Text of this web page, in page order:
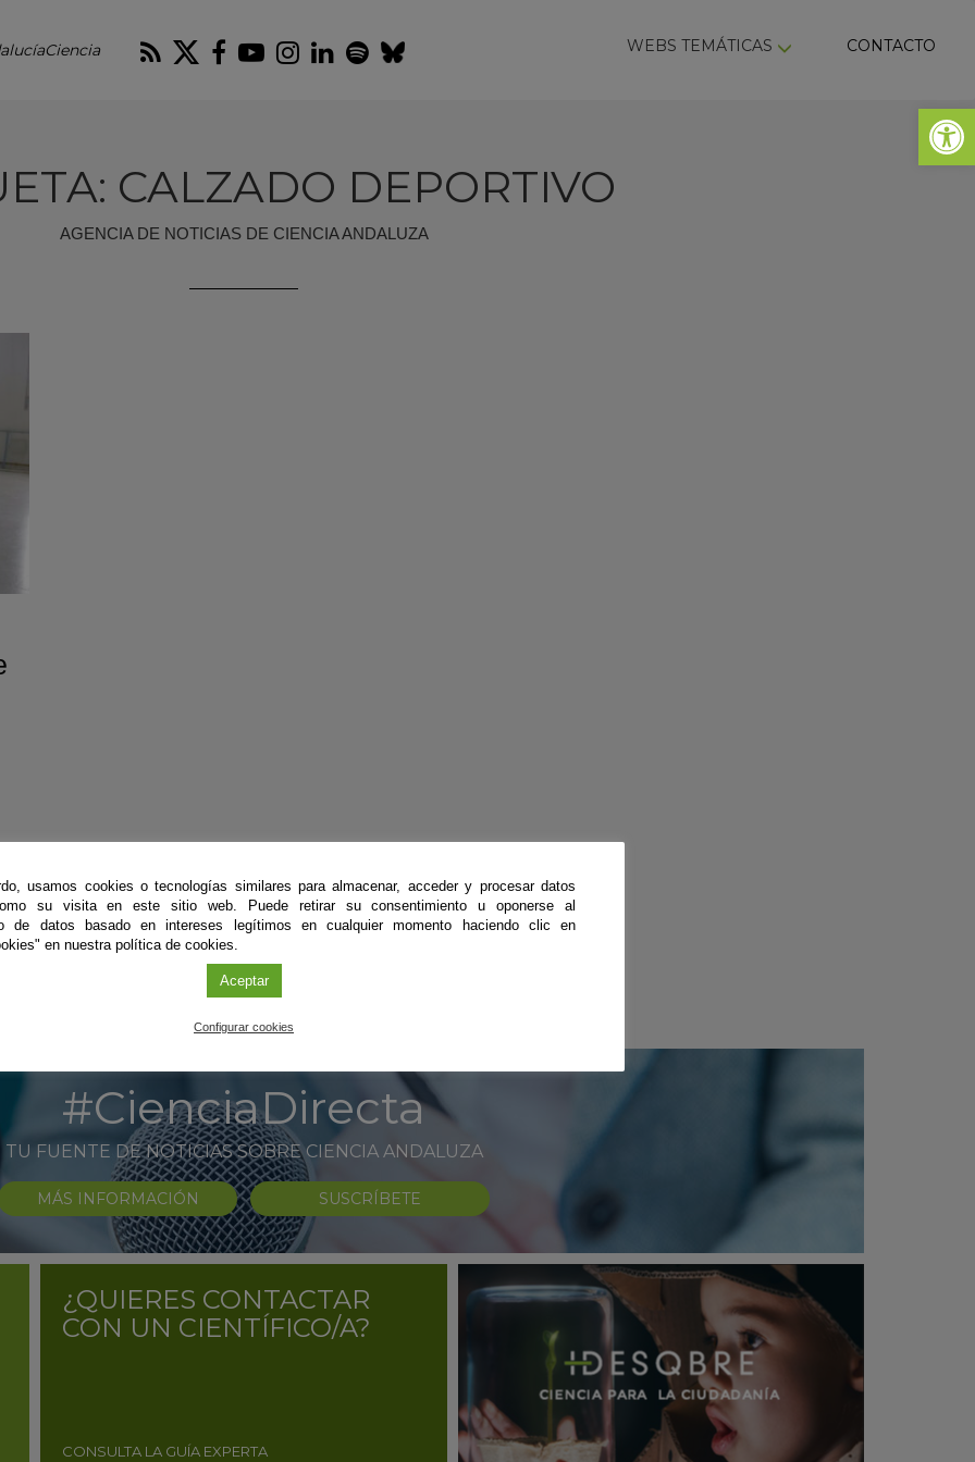
Abrir
RSS Twitter
Facebook
Youtube
Instagram
LinkedIn
Spotify
Bluesky WEBS TEMÁTICAS CONTACTO
CALZADO DEPORTIVO
AGENCIA DE NOTICIAS DE CIENCIA ANDALUZA
#CienciaDirecta
TU FUENTE DE NOTICIAS SOBRE CIENCIA ANDALUZA
MÁS INFORMACIÓN SUSCRÍBETE
¿QUIERES CONTACTAR
CON UN CIENTÍFICO/A?
CONSULTA LA GUÍA EXPERTA
usamos cookies o tecnologías similares para almacenar, acceder y procesar datos
su visita en este sitio web. Puede retirar su consentimiento u oponerse al
de datos basado en intereses legítimos en cualquier momento haciendo clic en
en nuestra política de cookies.
Aceptar
Configurar cookies